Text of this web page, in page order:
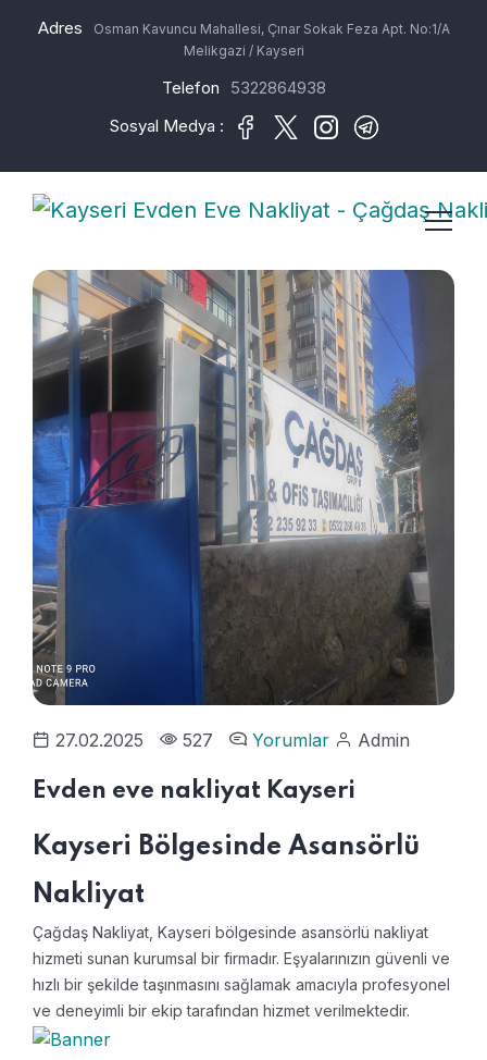
Adres
Osman Kavuncu Mahallesi, Çınar Sokak Feza Apt. No:1/A
Melikgazi / Kayseri
Telefon
5322864938
Sosyal Medya :
27.02.2025 527 Yorumlar Admin
Evden eve nakliyat Kayseri
Kayseri Bölgesinde Asansörlü
Nakliyat
Çağdaş Nakliyat, Kayseri bölgesinde asansörlü nakliyat
hizmeti sunan kurumsal bir firmadır. Eşyalarınızın güvenli ve
hızlı bir şekilde taşınmasını sağlamak amacıyla profesyonel
ve deneyimli bir ekip tarafından hizmet verilmektedir.